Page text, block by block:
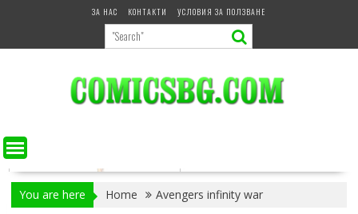
ЗА НАС КОНТАКТИ УСЛОВИЯ ЗА ПОЛЗВАНЕ
You are here Home Avengers infinity war